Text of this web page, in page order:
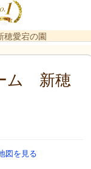
愛宕の園
ム 新穂
図を見る